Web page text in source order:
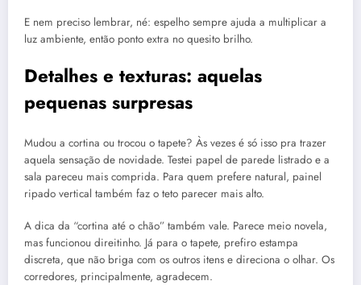
E nem preciso lembrar, né: espelho sempre ajuda a multiplicar a
luz ambiente, então ponto extra no quesito brilho.
Detalhes e texturas: aquelas
pequenas surpresas
Mudou a cortina ou trocou o tapete? Às vezes é só isso pra trazer
aquela sensação de novidade. Testei papel de parede listrado e a
sala pareceu mais comprida. Para quem prefere natural, painel
ripado vertical também faz o teto parecer mais alto.
A dica da “cortina até o chão” também vale. Parece meio novela,
mas funcionou direitinho. Já para o tapete, prefiro estampa
discreta, que não briga com os outros itens e direciona o olhar. Os
corredores, principalmente, agradecem.